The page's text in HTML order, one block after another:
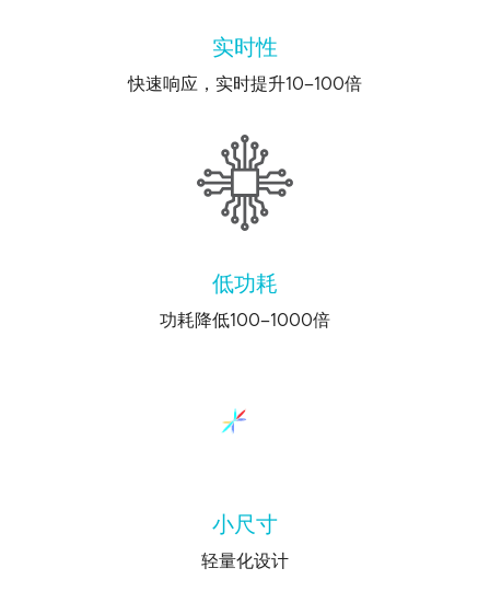
实时性
快速响应，实时提升10–100倍
低功耗
功耗降低100–1000倍
小尺寸
轻量化设计